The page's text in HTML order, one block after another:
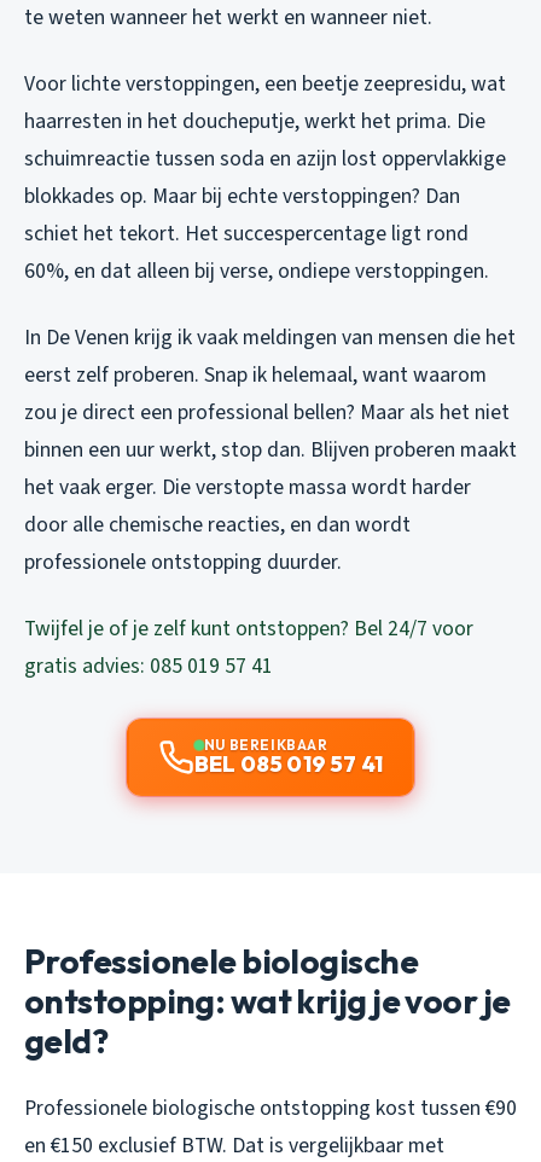
te weten wanneer het werkt en wanneer niet.
Voor lichte verstoppingen, een beetje zeepresidu, wat
haarresten in het doucheputje, werkt het prima. Die
schuimreactie tussen soda en azijn lost oppervlakkige
blokkades op. Maar bij echte verstoppingen? Dan
schiet het tekort. Het succespercentage ligt rond
60%, en dat alleen bij verse, ondiepe verstoppingen.
In De Venen krijg ik vaak meldingen van mensen die het
eerst zelf proberen. Snap ik helemaal, want waarom
zou je direct een professional bellen? Maar als het niet
binnen een uur werkt, stop dan. Blijven proberen maakt
het vaak erger. Die verstopte massa wordt harder
door alle chemische reacties, en dan wordt
professionele ontstopping duurder.
Twijfel je of je zelf kunt ontstoppen? Bel 24/7 voor
gratis advies: 085 019 57 41
NU BEREIKBAAR
BEL 085 019 57 41
Professionele biologische
ontstopping: wat krijg je voor je
geld?
Professionele biologische ontstopping kost tussen €90
en €150 exclusief BTW. Dat is vergelijkbaar met